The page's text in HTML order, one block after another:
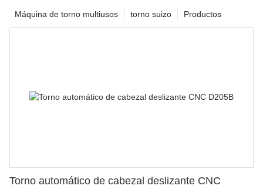
Productos
torno suizo
Máquina de torno multiusos
Torno automático de cabezal deslizante CNC